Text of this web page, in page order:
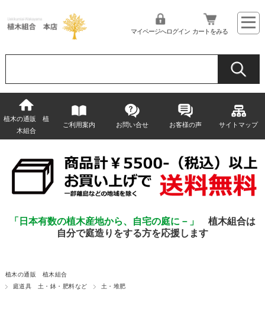
マイページへログイン カートをみる
植木の通販 植
木組合
ご利用案内 お問い合せ お客様の声 サイトマップ
「日本有数の植木産地から、自宅の庭に－」 植木組合は
自分で庭造りをする方を応援します
植木の通販 植木組合
庭道具 土・鉢・肥料など
土・堆肥